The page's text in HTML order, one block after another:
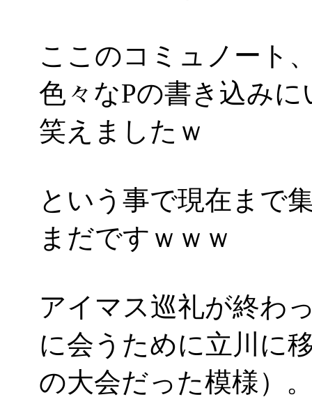
ここのコミュノート
色々なPの書き込み
笑えましたｗ
という事で現在まで
まだですｗｗｗ
アイマス巡礼が終わ
に会うために立川に
の大会だった模様）